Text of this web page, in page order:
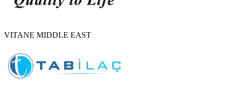
VITANE MIDDLE EAST